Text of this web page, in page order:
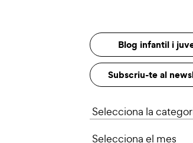
Blog infantil i
Subscriu-te al
Categories